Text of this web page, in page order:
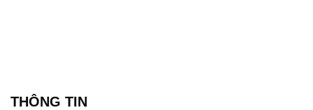
THÔNG TIN